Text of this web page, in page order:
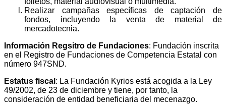
Realizar campañas específicas de captación de
fondos, incluyendo la venta de material de
mercadotecnia.
Información Regsitro de Fundaciones: Fundación inscrita
en el Registro de Fundaciones de Competencia Estatal con
número 947SND.
Estatus fiscal : La Fundación Kyrios está acogida a la Ley
49/2002, de 23 de diciembre y tiene, por tanto, la
consideración de entidad beneficiaria del mecenazgo.